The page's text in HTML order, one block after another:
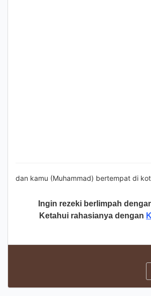
dan kamu (Muhammad) bertempat di
Ingin rezeki berlimpah
Ketahui rahasianya dengan